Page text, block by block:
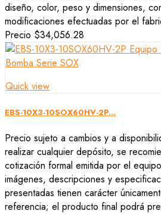
diseño, color, peso y dimensiones,
modificaciones efectuadas por el
Precio $34,056.28
Quick view
EBS-10X3-10SOX60HV-2P...
Precio sujeto a cambios y a
realizar cualquier depósito, se
cotización formal emitida por el
imágenes, descripciones y
presentadas tienen carácter
referencia; el producto final podrá